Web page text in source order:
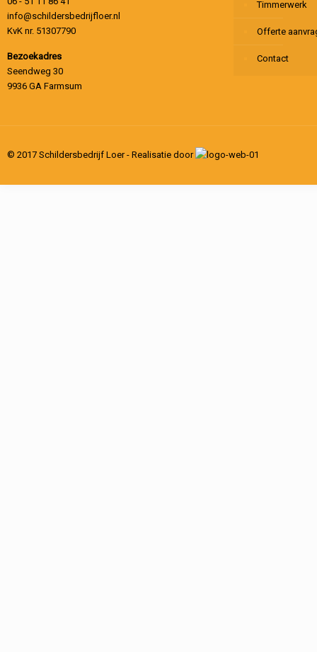
info@schildersbedrijfloer.nl
KvK nr. 51307790
Bezoekadres
Seendweg 30
9936 GA Farmsum
Timmerwerk
Offerte
Contact
© 2017 Schildersbedrijf Loer - Realisatie door